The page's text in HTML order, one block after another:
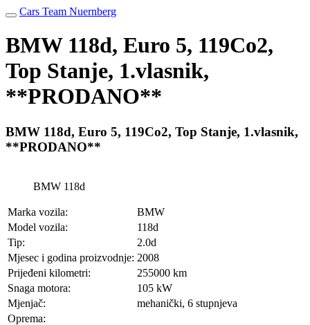
Cars Team Nuernberg
BMW 118d, Euro 5, 119Co2,
Top Stanje, 1.vlasnik,
**PRODANO**
BMW 118d, Euro 5, 119Co2, Top Stanje, 1.vlasnik,
**PRODANO**
BMW 118d
Marka vozila:
BMW
Model vozila:
118d
Tip:
2.0d
Mjesec i godina proizvodnje: 2008
Prijeđeni kilometri:
255000 km
Snaga motora:
105 kW
Mjenjač:
mehanički, 6 stupnjeva
Oprema: